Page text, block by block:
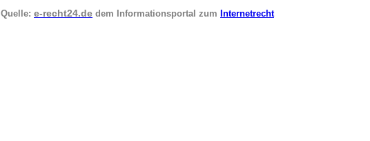
Quelle: e-recht24.de dem Informationsportal zum Internetrecht